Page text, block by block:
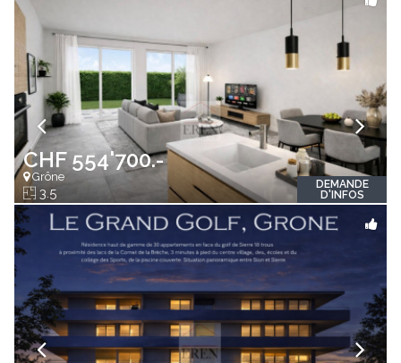
CHF 554'700.-
Grône
3.5
DEMANDE
D'INFOS